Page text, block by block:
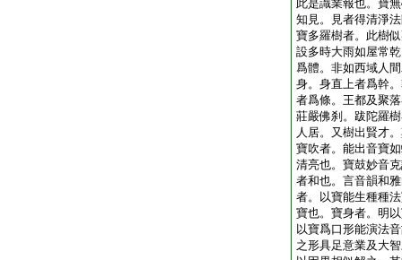
此是識業報也。寶
知見。見者得清淨
寶多羅樹者。此樹
設多時大雨如屋常
爲體。非如西域人
身。身直上者爲幹
者爲條。王都及聚
莊嚴佛刹。跋陀羅
人居。又樹出賢才
寶吹者。能出音寶
清亮也。寶鼓妙音
者和也。言音韻和
者。以寶能生種種
寶也。寶身者。明
以寶爲口形能演法
之形具足意業及大